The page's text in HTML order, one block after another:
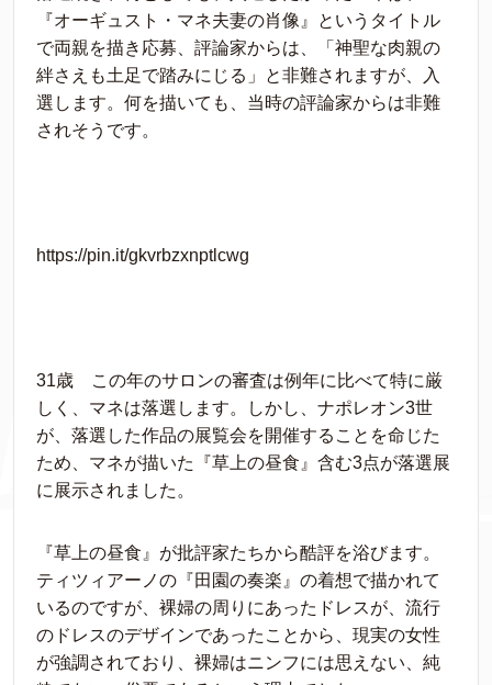
『オーギュスト・マネ夫妻の肖像』というタイトル
で両親を描き応募、評論家からは、「神聖な肉親の
絆さえも土足で踏みにじる」と非難されますが、入
選します。何を描いても、当時の評論家からは非難
されそうです。
https://pin.it/gkvrbzxnptlcwg
31歳 この年のサロンの審査は例年に比べて特に厳
しく、マネは落選します。しかし、ナポレオン3世
が、落選した作品の展覧会を開催することを命じた
ため、マネが描いた『草上の昼食』含む3点が落選展
に展示されました。
『草上の昼食』が批評家たちから酷評を浴びます。
ティツィアーノの『田園の奏楽』の着想で描かれて
いるのですが、裸婦の周りにあったドレスが、流行
のドレスのデザインであったことから、現実の女性
が強調されており、裸婦はニンフには思えない、純